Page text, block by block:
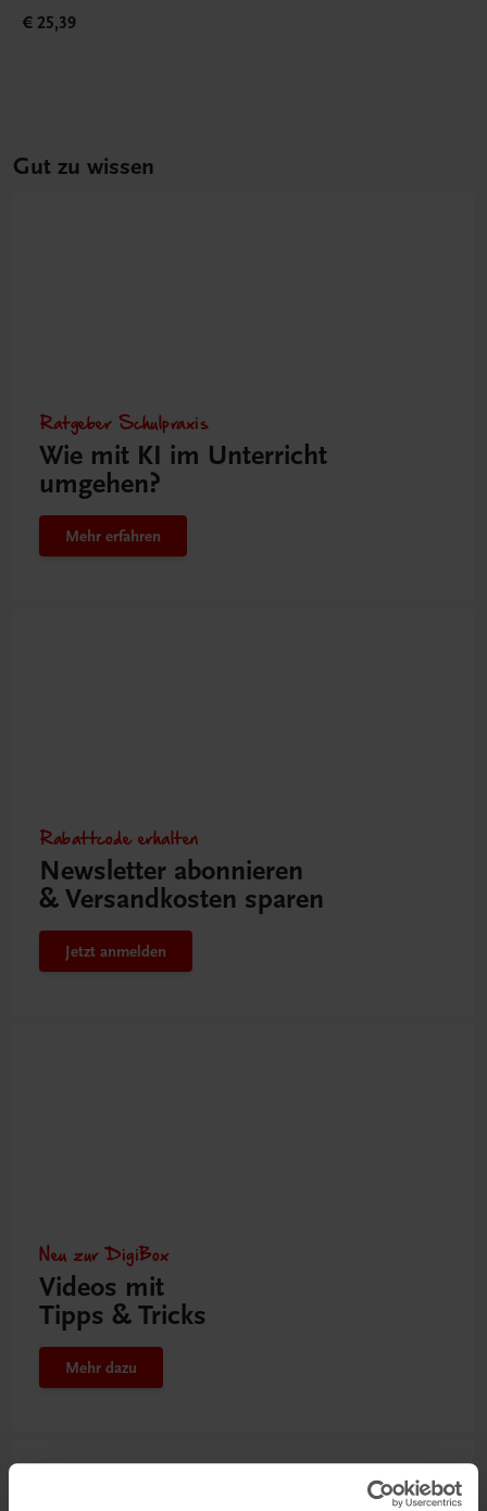
€ 25,39
Gut zu wissen
Ratgeber Schulpraxis
Wie mit KI im Unterricht
umgehen?
Mehr erfahren
Rabattcode erhalten
Newsletter abonnieren
& Versandkosten sparen
Jetzt anmelden
Neu zur DigiBox
Videos mit
Tipps & Tricks
Mehr dazu